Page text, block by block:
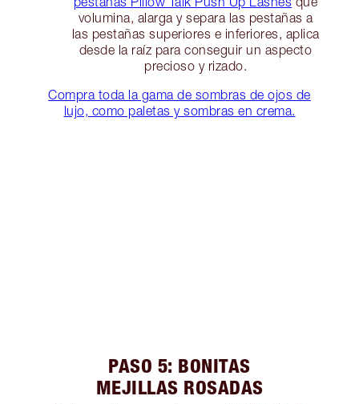
volumina, alarga y separa las pestañas a
las pestañas superiores e inferiores, aplica
desde la raíz para conseguir un aspecto
precioso y rizado.
Compra toda la gama de sombras de ojos de
lujo, como paletas y sombras en crema.
PASO 5: BONITAS
MEJILLAS ROSADAS